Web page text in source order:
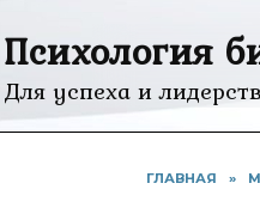
к
содержанию
Психология
Для успеха и
ГЛАВНАЯ »